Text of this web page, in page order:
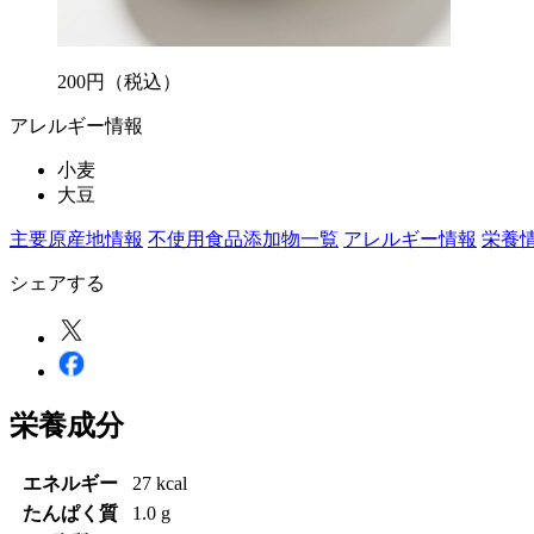
200円 （税込）
アレルギー情報
小麦
大豆
主要原産地情報 不使用食品添加物一覧 アレルギー情報 栄養
シェアする
栄養成分
エネルギー
27 kcal
たんぱく質
1.0 g